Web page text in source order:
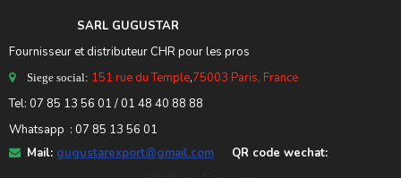
SARL GUGUSTAR
Fournisseur et distributeur CHR pour les pros
Siege social: 151 rue du Temple,75003 Paris, France
Tel: 07 85 13 56 01 / 01 48 40 88 88
Whatsapp : 07 85 13 56 01
Mail: gugustarexport@gmail.com QR code wechat: